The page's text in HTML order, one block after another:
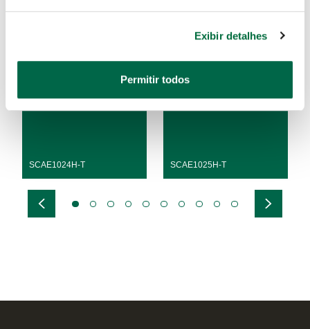
Exibir detalhes
Permitir todos
Desmontagem de Rodas
com Braço Auxiliar Cinza
SCAE1024H-T
Desmontadora Coluna
Reclinavel Cinza
SCAE1025H-T